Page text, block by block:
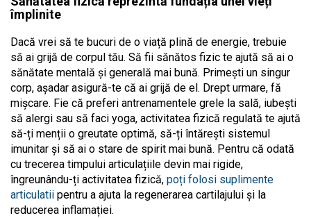
împlinite
Dacă vrei să te bucuri de o viață plină de energie, trebuie
să ai grijă de corpul tău. Să fii sănătos fizic te ajută să ai o
sănătate mentală și generală mai bună. Primești un singur
corp, așadar asigură-te că ai grijă de el. Drept urmare, fă
mișcare. Fie că preferi antrenamentele grele la sală, iubești
să alergi sau să faci yoga, activitatea fizică regulată te ajută
să-ți menții o greutate optimă, să-ți întărești sistemul
imunitar și să ai o stare de spirit mai bună. Pentru că odată
cu trecerea timpului articulațiile devin mai rigide,
îngreunându-ți activitatea fizică, poți folosi suplimente
articulatii pentru a ajuta la regenerarea cartilajului și la
reducerea inflamației.